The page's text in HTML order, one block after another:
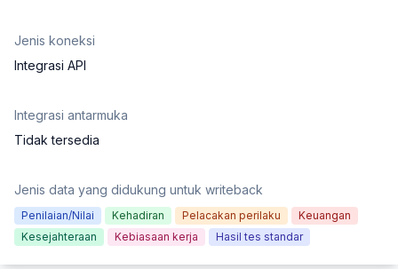
Jenis koneksi
Integrasi API
Integrasi antarmuka
Tidak tersedia
Jenis data yang didukung untuk writeback
Penilaian/Nilai Kehadiran Pelacakan perilaku
Keuangan
Kesejahteraan
Kebiasaan kerja Hasil tes standar